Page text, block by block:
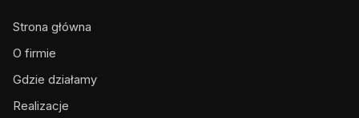
Strona główna
O firmie
Gdzie działamy
Realizacje